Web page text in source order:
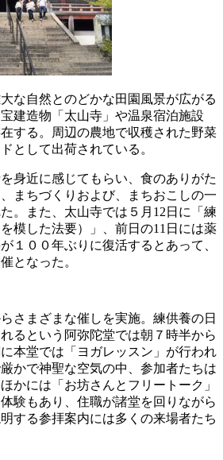
な自然とのどかな田園風景が広がる
建造物「太山寺」や温泉宿泊施設
在する。周辺の農地で収穫された野菜
として出荷されている。
身近に感じてもらい、食のありがた
まちづくりおよび、まちおこしの一
。また、太山寺では５月12日に「練
模した法要）」、前日の11日には薬
１００年ぶりに復活するとあって、
となった。
さまざまな催しを実施。練供養の日
るという阿弥陀堂では朝７時半から
に本堂では「ヨガレッスン」が行われ
かで神聖な空気の中、参加者たちは
かには「お坊さんとフリートーク」
験もあり、住職が諸堂を回りながら
する参拝案内には多くの来場者たち